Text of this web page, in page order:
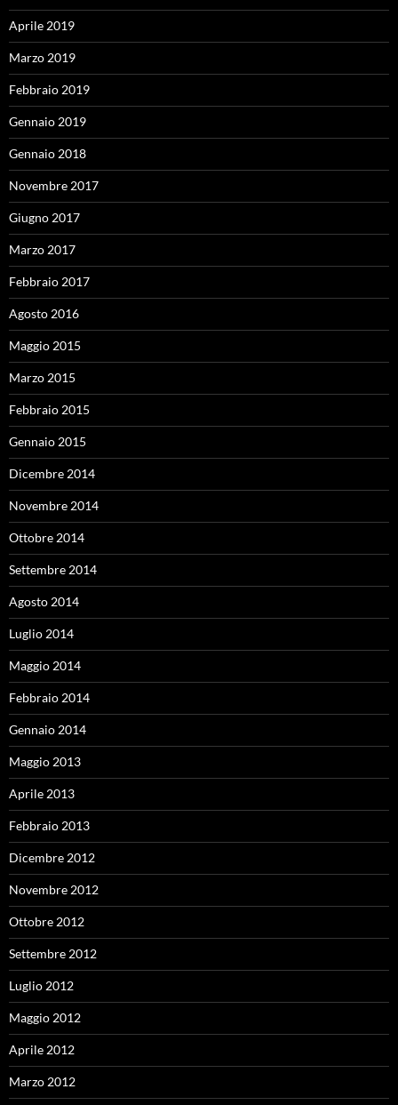
Aprile 2019
Marzo 2019
Febbraio 2019
Gennaio 2019
Gennaio 2018
Novembre 2017
Giugno 2017
Marzo 2017
Febbraio 2017
Agosto 2016
Maggio 2015
Marzo 2015
Febbraio 2015
Gennaio 2015
Dicembre 2014
Novembre 2014
Ottobre 2014
Settembre 2014
Agosto 2014
Luglio 2014
Maggio 2014
Febbraio 2014
Gennaio 2014
Maggio 2013
Aprile 2013
Febbraio 2013
Dicembre 2012
Novembre 2012
Ottobre 2012
Settembre 2012
Luglio 2012
Maggio 2012
Aprile 2012
Marzo 2012